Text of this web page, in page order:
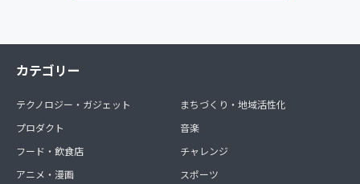
カテゴリー
テクノロジー・ガジェット
プロダクト
フード・飲食店
アニメ・漫画
まちづくり・地域活性化
音楽
チャレンジ
スポーツ